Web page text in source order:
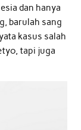
dan hanya
barulah sang
kasus salah
tapi juga